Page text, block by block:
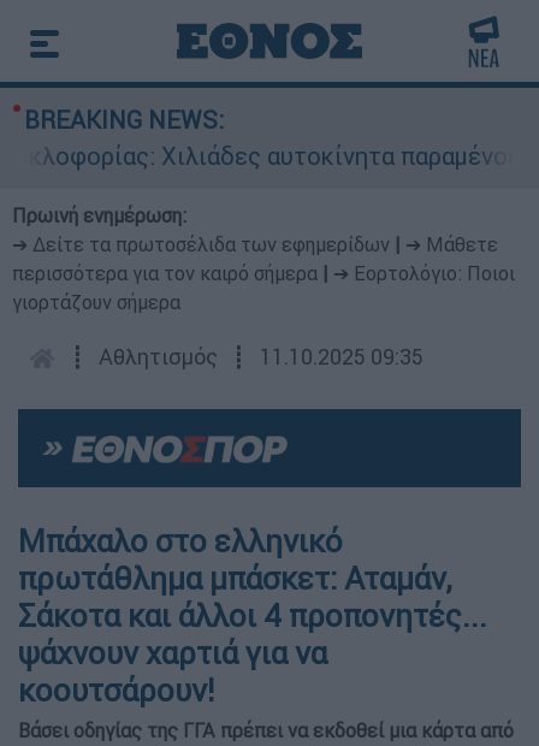
BREAKING NEWS:
Χιλιάδες αυτοκίνητα παραμένουν
Πρωινή ενημέρωση:
➔ Δείτε τα πρωτοσέλιδα των εφημερίδων
➔ Μάθετε
περισσότερα για τον καιρό σήμερα
➔ Εορτολόγιο: Ποιοι
γιορτάζουν σήμερα
┋ Αθλητισμός ┋ 11.10.2025 09:35
Μπάχαλο στο ελληνικό
πρωτάθλημα μπάσκετ: Αταμάν,
Σάκοτα και άλλοι 4 προπονητές...
ψάχνουν χαρτιά για να
κοουτσάρουν!
Βάσει οδηγίας της ΓΓΑ πρέπει να εκδοθεί μια κάρτα από